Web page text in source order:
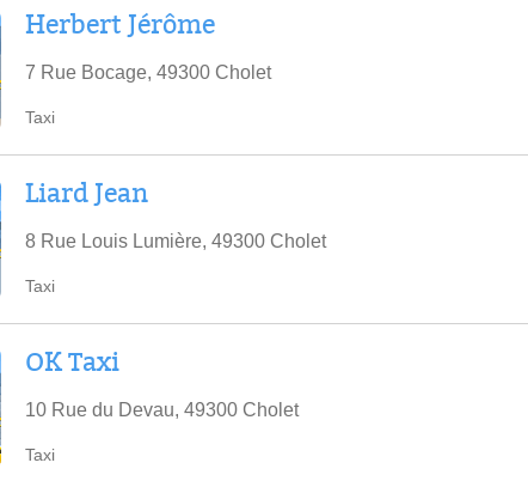
Herbert Jérôme
7 Rue Bocage, 49300 Cholet
Taxi
Liard Jean
8 Rue Louis Lumière, 49300 Cholet
Taxi
OK Taxi
10 Rue du Devau, 49300 Cholet
Taxi